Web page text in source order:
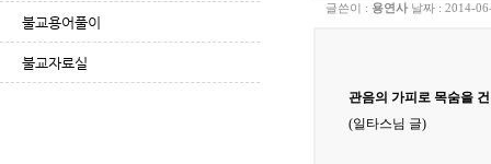
불교용어풀이
불교자료실
글쓴이 : 용연사 날짜 : 2014-
관음의 가피로 목숨을
(일타스님 글)